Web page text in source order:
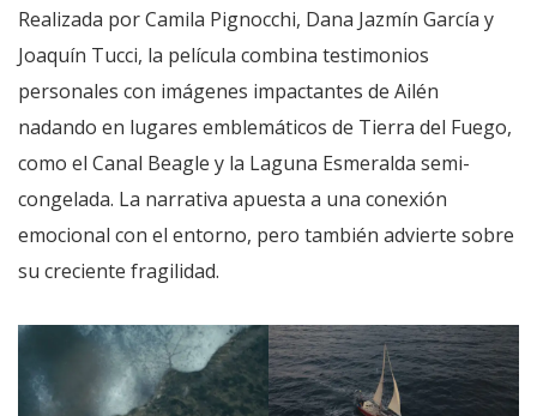
Realizada por Camila Pignocchi, Dana Jazmín García y
Joaquín Tucci, la película combina testimonios
personales con imágenes impactantes de Ailén
nadando en lugares emblemáticos de Tierra del Fuego,
como el Canal Beagle y la Laguna Esmeralda semi-
congelada. La narrativa apuesta a una conexión
emocional con el entorno, pero también advierte sobre
su creciente fragilidad.